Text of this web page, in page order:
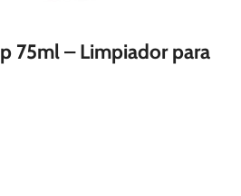
75ml – Limpiador para